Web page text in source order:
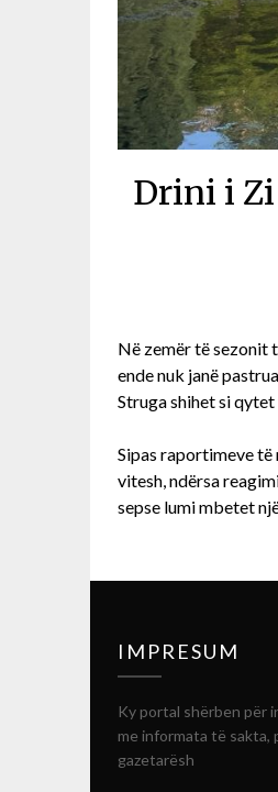
Drini i Zi
Në zemër të sezonit
ende nuk janë
Struga shihet si
Sipas raportimeve
vitesh, ndërsa
sepse lumi mbetet
IMPRESUM
Ky portal shërben për
me informata të sakta,
gazetarësh